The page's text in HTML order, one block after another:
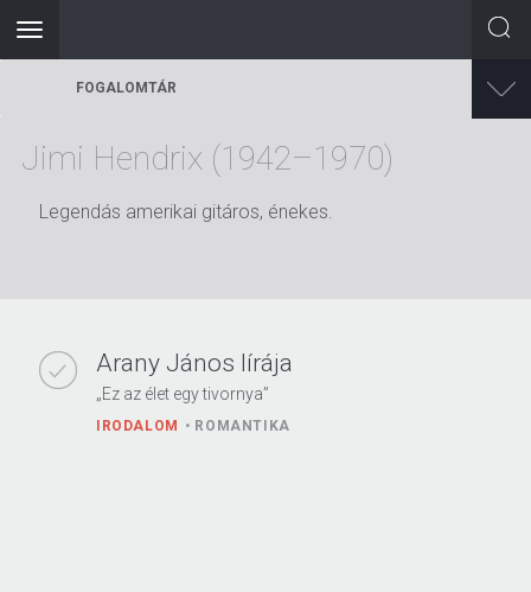
Toggle
navigation
FOGALOMTÁR
Jimi Hendrix (1942–1970)
Legendás amerikai gitáros, énekes.
Arany János lírája
„Ez az élet egy tivornya”
IRODALOM ROMANTIKA